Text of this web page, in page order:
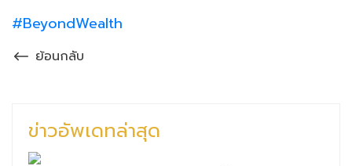
#BeyondWealth
ย้อนกลับ
ข่าวอัพเดทล่าสุด